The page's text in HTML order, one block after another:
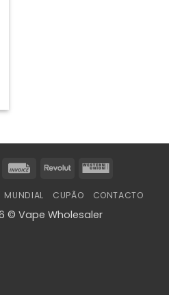
Bank
Invoice RevolutWestern
MUNDIAL CUPÃO CONTACTO
© Vape Wholesaler